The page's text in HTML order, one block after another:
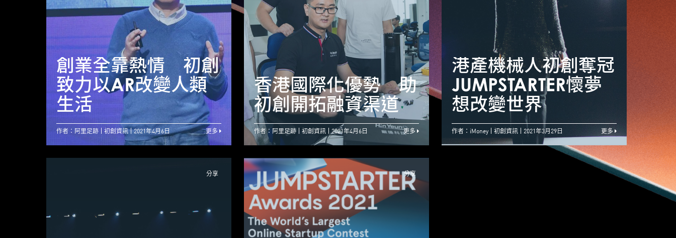
創業全靠熱情 初創
致力以AR改變人類
生活
創業全靠熱情 初創
致力以AR改變人類
生活
作者：阿里足跡 初創資訊 2021年4月6日 更多
香港國際化優勢 助
初創開拓融資渠道
香港國際化優勢 助
初創開拓融資渠道
作者：阿里足跡 初創資訊 2021年4月6日 更多
港產機械人初創奪冠
JUMPSTARTER懷夢
想改變世界
港
想
作者：iMoney 初創資訊 2021年3月29日 更多
分享 分享